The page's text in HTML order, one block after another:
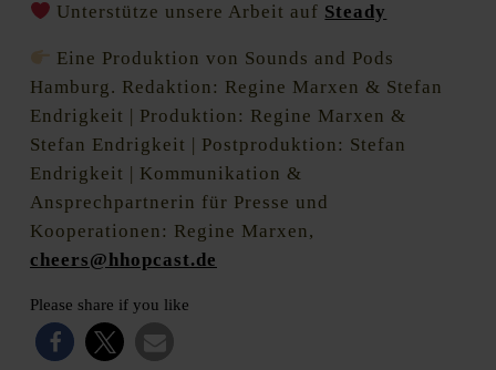
Unterstütze unsere Arbeit auf Steady
Eine Produktion von Sounds and Pods
Hamburg. Redaktion: Regine Marxen & Stefan
Endrigkeit | Produktion: Regine Marxen &
Stefan Endrigkeit | Postproduktion: Stefan
Endrigkeit | Kommunikation &
Ansprechpartnerin für Presse und
Kooperationen: Regine Marxen,
cheers@hhopcast.de
Please share if you like